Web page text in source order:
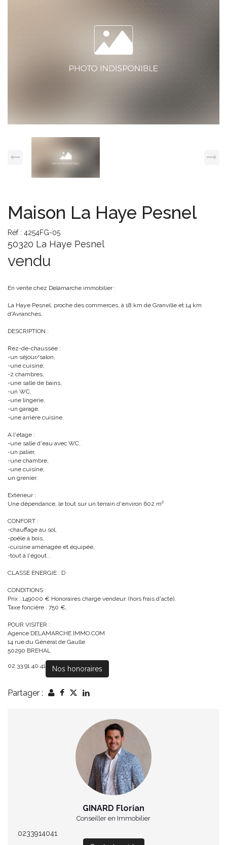
Maison La Haye Pesnel
Réf : 4254FG-05
50320 La Haye Pesnel
vendu
En vente chez Delamarche immobilier :
La Haye Pesnel, proche des commerces, à 18 km de Granville et 14 km
d'Avranches.
DESCRIPTION :
Rez-de-chaussée :
-un séjour/salon,
-une cuisine,
-2 chambres,
-une salle de bains,
-un WC,
-une lingerie,
-un garage,
-une arrière cuisine.
A l'étage :
-une salle d'eau avec WC,
-un palier,
-une chambre,
-une cuisine,
un grenier.
Extérieur :
Une dépendance, le tout sur un terrain d'environ 602 m²
CONFORT :
-chauffage au sol,
-poêle à bois,
-cuisine aménagée et équipée,
-tout à l'égout...
CLASSE ENERGIE : D
CONDITIONS :
Prix : 149000 € Honoraires charge vendeur. (hors frais d'acte),
Taxe foncière : 750 €,
POUR VISITER :
Agence DELAMARCHE IMMO.COM
14 rue du Général de Gaulle
50290 BREHAL
02.33.91.40.41 Nos honoraires
Partager :
GINARD Florian
Conseiller en Immobilier
0233914041